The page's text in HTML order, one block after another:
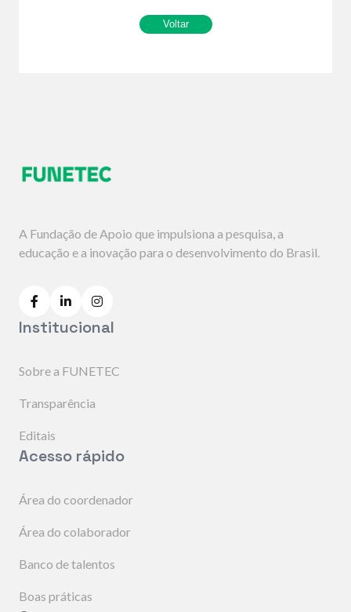
A Fundação de Apoio que impulsiona a pesquisa, a
educação e a inovação para o desenvolvimento do Brasil.
Institucional
Sobre a FUNETEC
Transparência
Editais
Acesso rápido
Área do coordenador
Área do colaborador
Banco de talentos
Boas práticas